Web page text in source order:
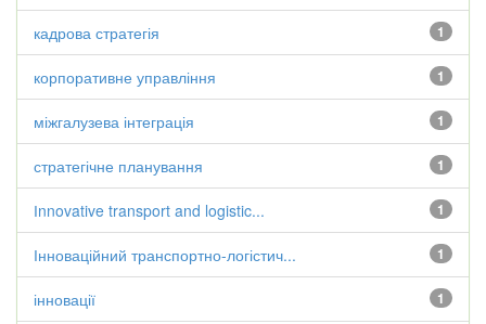
1
кадрова стратегія
1
корпоративне управління
1
міжгалузева інтеграція
1
стратегічне планування
1
Іnnovative transport and logistic...
1
Інноваційний транспортно-логістич...
1
інновації